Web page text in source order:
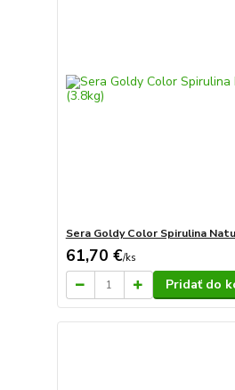
Sera Goldy Color Spirulina
61,70 €/ks
Pridať do